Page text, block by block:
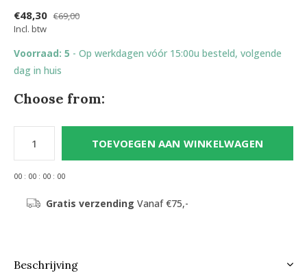
€48,30 €69,00
Incl. btw
Voorraad: 5 - Op werkdagen vóór 15:00u besteld, volgende
dag in huis
Choose from:
TOEVOEGEN AAN WINKELWAGEN
00 : 00 : 00 : 00
Gratis verzending Vanaf €75,-
Beschrijving